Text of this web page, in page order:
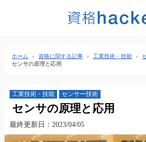
ホーム › 資格に関する記事 › 工業技術・技能 ›
センサの原理と応用
工業技術・技能 センサー技術
センサの原理と応用
最終更新日：2023/04/05